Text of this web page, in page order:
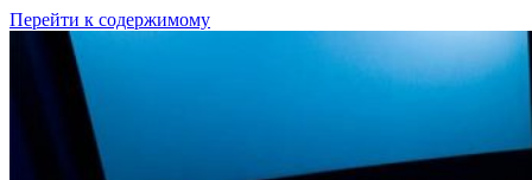
Перейти к содержимому